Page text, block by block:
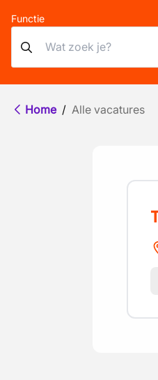
Functie
Home / Alle vacatures